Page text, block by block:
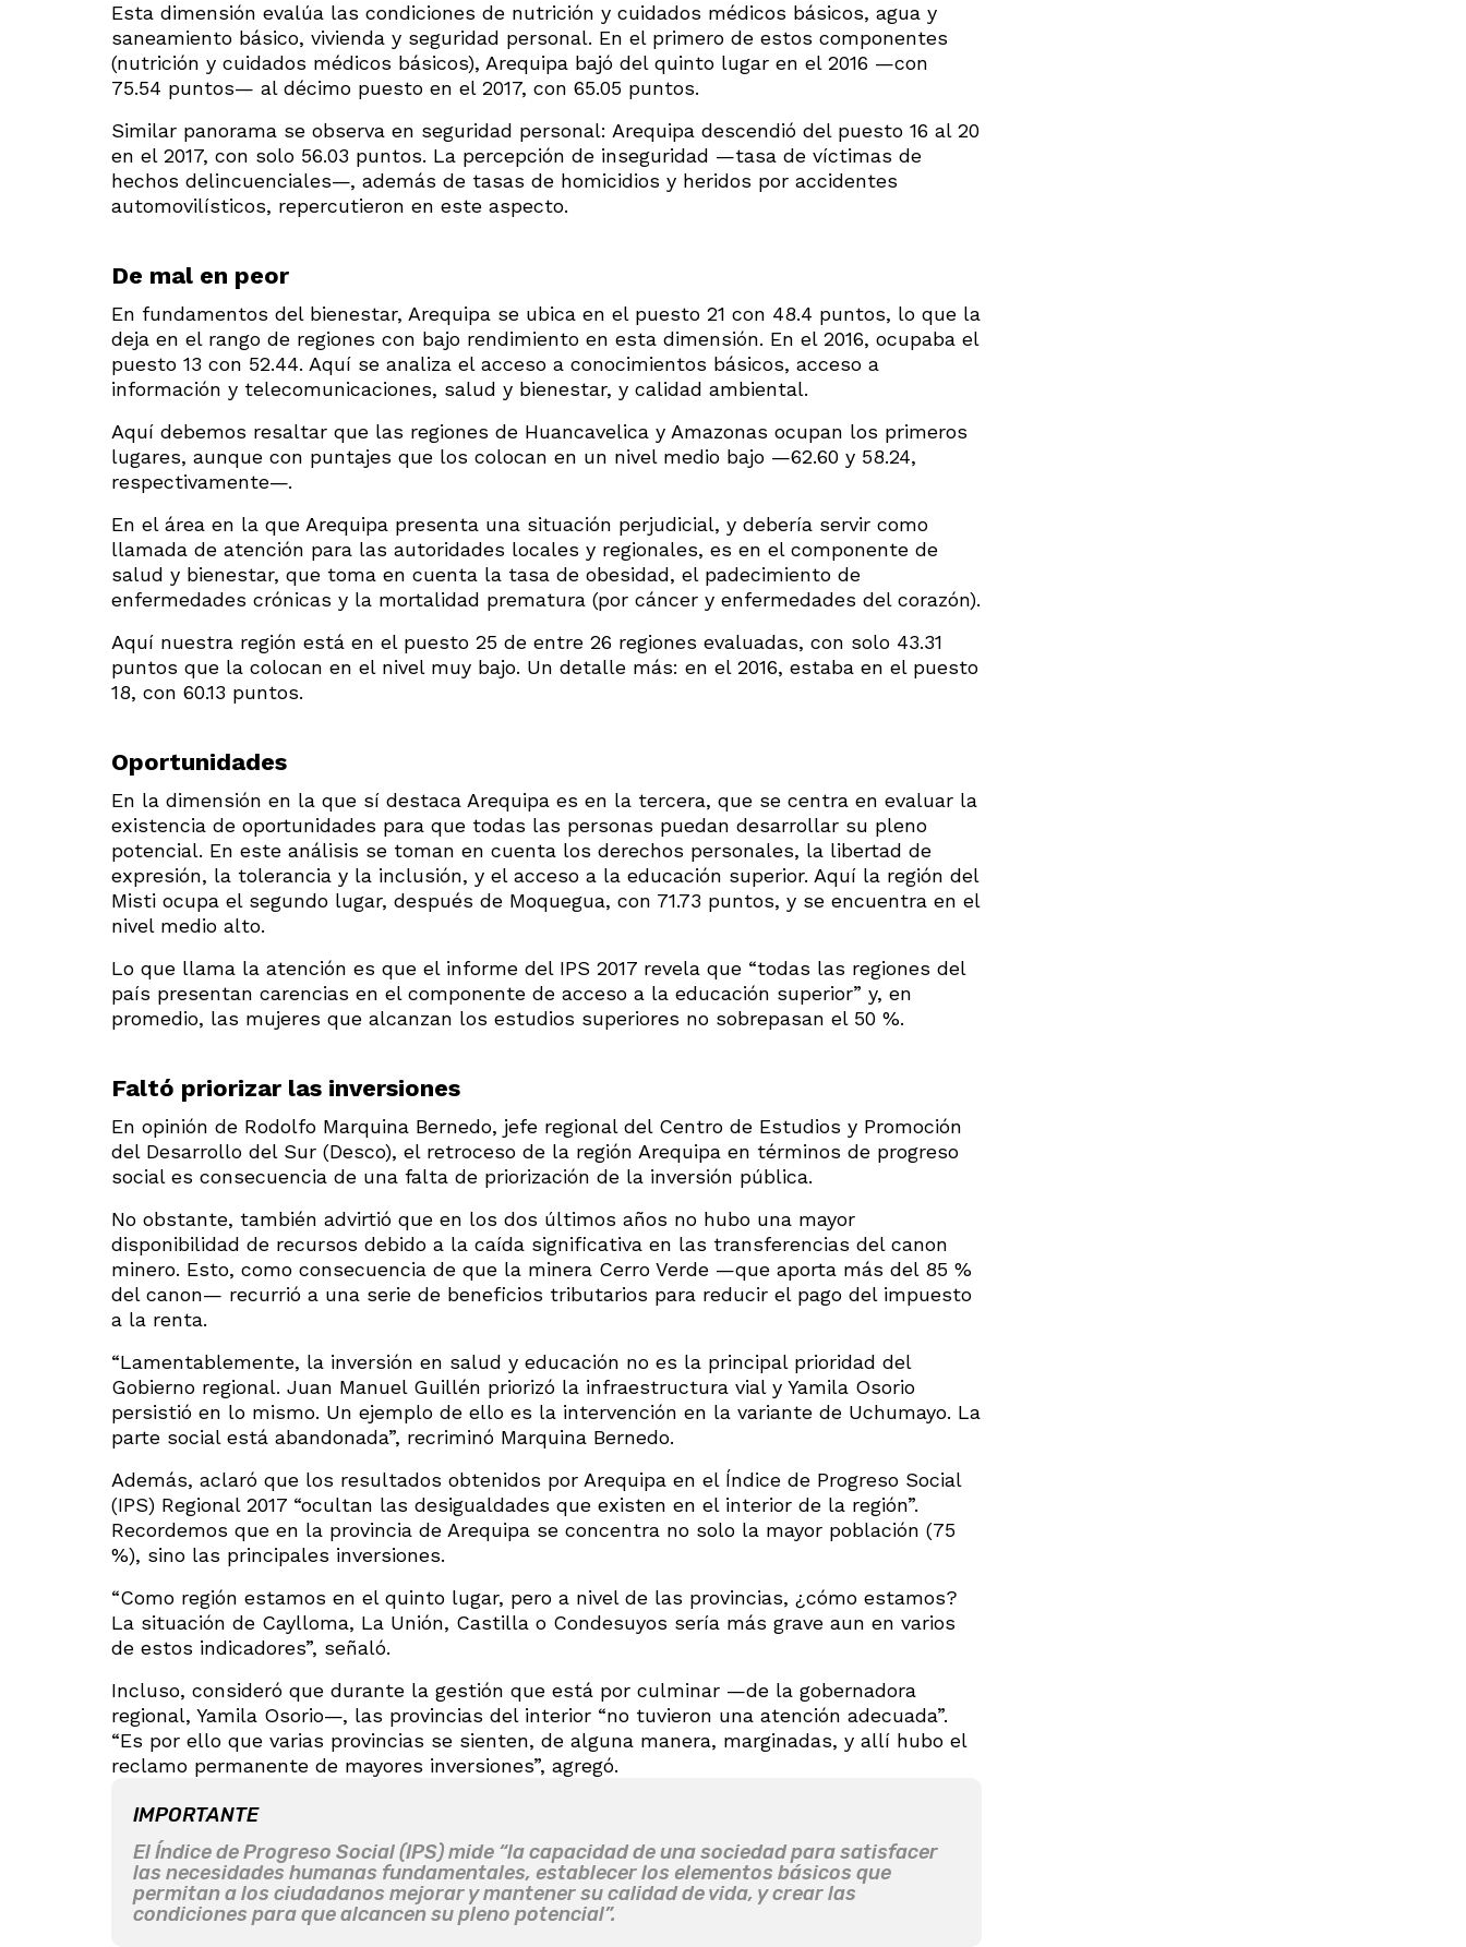
Esta dimensión evalúa las condiciones de nutrición y cuidados médicos básicos, agua y
saneamiento básico, vivienda y seguridad personal. En el primero de estos componentes
(nutrición y cuidados médicos básicos), Arequipa bajó del quinto lugar en el 2016 —con
75.54 puntos— al décimo puesto en el 2017, con 65.05 puntos.
Similar panorama se observa en seguridad personal: Arequipa descendió del puesto 16 al 20
en el 2017, con solo 56.03 puntos. La percepción de inseguridad —tasa de víctimas de
hechos delincuenciales—, además de tasas de homicidios y heridos por accidentes
automovilísticos, repercutieron en este aspecto.
De mal en peor
En fundamentos del bienestar, Arequipa se ubica en el puesto 21 con 48.4 puntos, lo que la
deja en el rango de regiones con bajo rendimiento en esta dimensión. En el 2016, ocupaba el
puesto 13 con 52.44. Aquí se analiza el acceso a conocimientos básicos, acceso a
información y telecomunicaciones, salud y bienestar, y calidad ambiental.
Aquí debemos resaltar que las regiones de Huancavelica y Amazonas ocupan los primeros
lugares, aunque con puntajes que los colocan en un nivel medio bajo —62.60 y 58.24,
respectivamente—.
En el área en la que Arequipa presenta una situación perjudicial, y debería servir como
llamada de atención para las autoridades locales y regionales, es en el componente de
salud y bienestar, que toma en cuenta la tasa de obesidad, el padecimiento de
enfermedades crónicas y la mortalidad prematura (por cáncer y enfermedades del corazón).
Aquí nuestra región está en el puesto 25 de entre 26 regiones evaluadas, con solo 43.31
puntos que la colocan en el nivel muy bajo. Un detalle más: en el 2016, estaba en el puesto
18, con 60.13 puntos.
Oportunidades
En la dimensión en la que sí destaca Arequipa es en la tercera, que se centra en evaluar la
existencia de oportunidades para que todas las personas puedan desarrollar su pleno
potencial. En este análisis se toman en cuenta los derechos personales, la libertad de
expresión, la tolerancia y la inclusión, y el acceso a la educación superior. Aquí la región del
Misti ocupa el segundo lugar, después de Moquegua, con 71.73 puntos, y se encuentra en el
nivel medio alto.
Lo que llama la atención es que el informe del IPS 2017 revela que “todas las regiones del
país presentan carencias en el componente de acceso a la educación superior” y, en
promedio, las mujeres que alcanzan los estudios superiores no sobrepasan el 50 %.
Faltó priorizar las inversiones
En opinión de Rodolfo Marquina Bernedo, jefe regional del Centro de Estudios y Promoción
del Desarrollo del Sur (Desco), el retroceso de la región Arequipa en términos de progreso
social es consecuencia de una falta de priorización de la inversión pública.
No obstante, también advirtió que en los dos últimos años no hubo una mayor
disponibilidad de recursos debido a la caída significativa en las transferencias del canon
minero. Esto, como consecuencia de que la minera Cerro Verde —que aporta más del 85 %
del canon— recurrió a una serie de beneficios tributarios para reducir el pago del impuesto
a la renta.
“Lamentablemente, la inversión en salud y educación no es la principal prioridad del
Gobierno regional. Juan Manuel Guillén priorizó la infraestructura vial y Yamila Osorio
persistió en lo mismo. Un ejemplo de ello es la intervención en la variante de Uchumayo. La
parte social está abandonada”, recriminó Marquina Bernedo.
Además, aclaró que los resultados obtenidos por Arequipa en el Índice de Progreso Social
(IPS) Regional 2017 “ocultan las desigualdades que existen en el interior de la región”.
Recordemos que en la provincia de Arequipa se concentra no solo la mayor población (75
%), sino las principales inversiones.
“Como región estamos en el quinto lugar, pero a nivel de las provincias, ¿cómo estamos?
La situación de Caylloma, La Unión, Castilla o Condesuyos sería más grave aun en varios
de estos indicadores”, señaló.
Incluso, consideró que durante la gestión que está por culminar —de la gobernadora
regional, Yamila Osorio—, las provincias del interior “no tuvieron una atención adecuada”.
“Es por ello que varias provincias se sienten, de alguna manera, marginadas, y allí hubo el
reclamo permanente de mayores inversiones”, agregó.
IMPORTANTE
El Índice de Progreso Social (IPS) mide “la capacidad de una sociedad para satisfacer
las necesidades humanas fundamentales, establecer los elementos básicos que
permitan a los ciudadanos mejorar y mantener su calidad de vida, y crear las
condiciones para que alcancen su pleno potencial”.